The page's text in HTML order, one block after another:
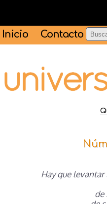
Inicio Contacto
Hay que levantar
de